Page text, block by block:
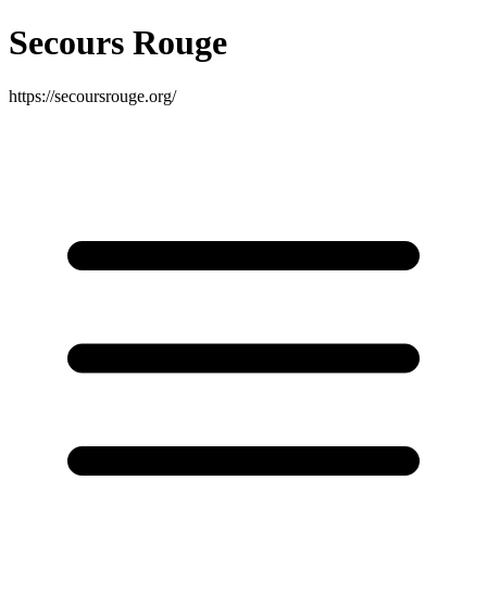
Secours Rouge
https://secoursrouge.org/